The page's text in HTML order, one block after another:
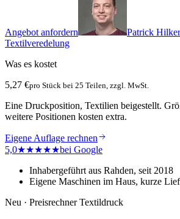
Angebot anfordern Patrick Hilker
Textilveredelung
Was es kostet
5,27 €pro Stück bei 25 Teilen, zzgl. MwSt.
Eine Druckposition, Textilien beigestellt.
weitere Positionen kosten extra.
Eigene Auflage rechnen
5,0★★★★★bei Google
Inhabergeführt aus Rahden, seit 2018
Eigene Maschinen im Haus, kurze
Neu · Preisrechner Textildruck